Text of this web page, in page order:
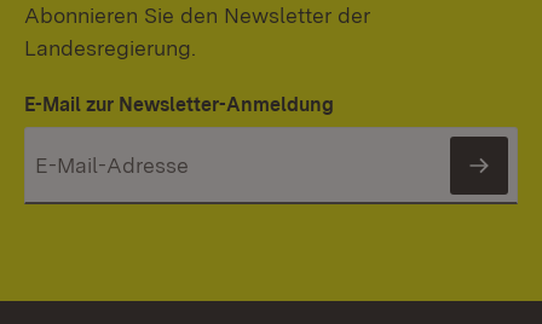
Abonnieren Sie den Newsletter der
Landesregierung.
E-Mail zur Newsletter-Anmeldung